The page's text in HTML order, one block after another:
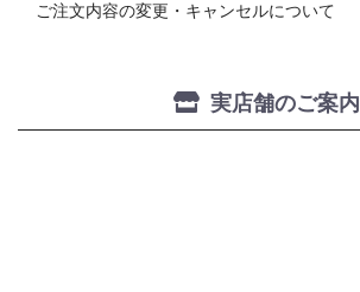
ご注文内容の変更・キャンセルについて
実店舗のご案内